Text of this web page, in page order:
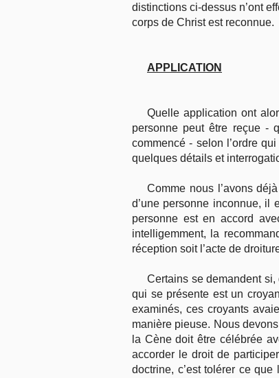
distinctions ci-dessus n’ont
corps de Christ est reconnue.
APPLICATION
Quelle application ont
personne peut être reçue -
commencé - selon l’ordre
quelques détails et
Comme nous l’avons
d’une personne inconnue, il
personne est en accord
intelligemment, la
réception soit l’acte de
Certains se demandent si,
qui se présente est un
examinés, ces croyants
manière pieuse. Nous
la Cène doit être célébrée
accorder le droit de
doctrine, c’est tolérer ce